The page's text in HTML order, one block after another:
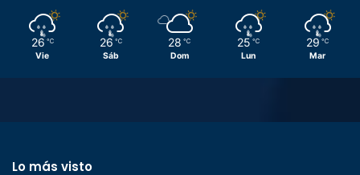
26 ℃
Vie
26 ℃
Sáb
28 ℃
Dom
25 ℃
Lun
29 ℃
Mar
Lo más visto